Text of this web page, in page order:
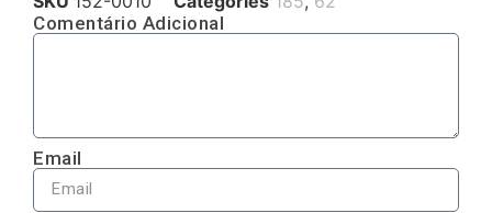
Comentário Adicional
Email